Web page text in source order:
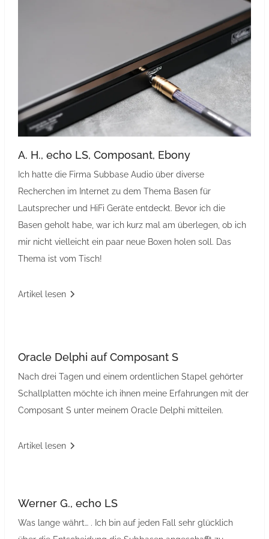
A. H., echo LS, Composant, Ebony
Ich hatte die Firma Subbase Audio über diverse
Recherchen im Internet zu dem Thema Basen für
Lautsprecher und HiFi Geräte entdeckt. Bevor ich die
Basen geholt habe, war ich kurz mal am überlegen, ob ich
mir nicht vielleicht ein paar neue Boxen holen soll. Das
Thema ist vom Tisch!
Artikel lesen
Oracle Delphi auf Composant S
Nach drei Tagen und einem ordentlichen Stapel gehörter
Schallplatten möchte ich ihnen meine Erfahrungen mit der
Composant S unter meinem Oracle Delphi mitteilen.
Artikel lesen
Werner G., echo LS
Was lange währt… . Ich bin auf jeden Fall sehr glücklich